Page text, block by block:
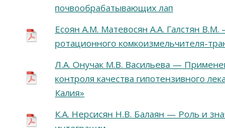
почвообрабатывающих лап
Есоян А.М. Матевосян А.А. Галстян
ротационного комкоизмельчителя-
Л.А. Онучак М.В. Васильева —
контроля качества гипотензивного
Калия»
К.А. Нерсисян Н.В. Балаян — Роль и